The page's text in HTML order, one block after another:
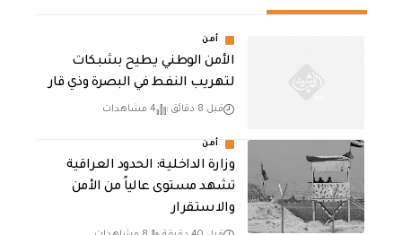
أمن
الأمن الوطني يطيح بشبكات
لتهريب النفط في البصرة وذي قار
قبل 8 دقائق 4 مشاهدات
أمن
وزارة الداخلية: الحدود العراقية
تشهد مستوى عالياً من الأمن
والاستقرار